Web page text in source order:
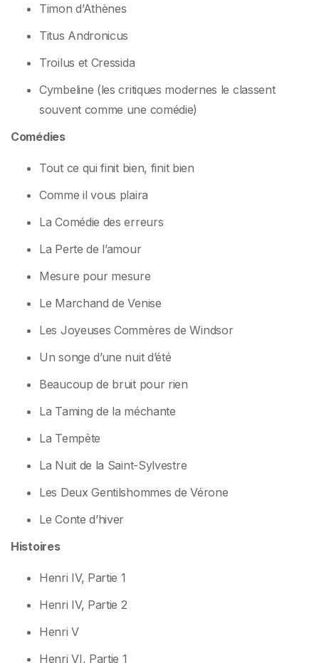
Timon d’Athènes
Titus Andronicus
Troilus et Cressida
Cymbeline (les critiques modernes le classent
souvent comme une comédie)
Comédies
Tout ce qui finit bien, finit bien
Comme il vous plaira
La Comédie des erreurs
La Perte de l’amour
Mesure pour mesure
Le Marchand de Venise
Les Joyeuses Commères de Windsor
Un songe d’une nuit d’été
Beaucoup de bruit pour rien
La Taming de la méchante
La Tempête
La Nuit de la Saint-Sylvestre
Les Deux Gentilshommes de Vérone
Le Conte d’hiver
Histoires
Henri IV, Partie 1
Henri IV, Partie 2
Henri V
Henri VI, Partie 1